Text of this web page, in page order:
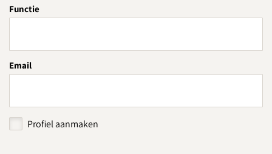
Functie
Email
Profiel aanmaken